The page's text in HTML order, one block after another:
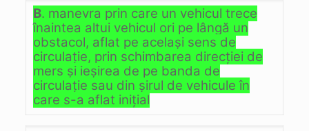
B. manevra prin care un vehicul trece
înaintea altui vehicul ori pe lângă un
obstacol, aflat pe acelaşi sens de
circulaţie, prin schimbarea direcţiei de
mers şi ieşirea de pe banda de
circulaţie sau din şirul de vehicule în
care s-a aflat iniţial